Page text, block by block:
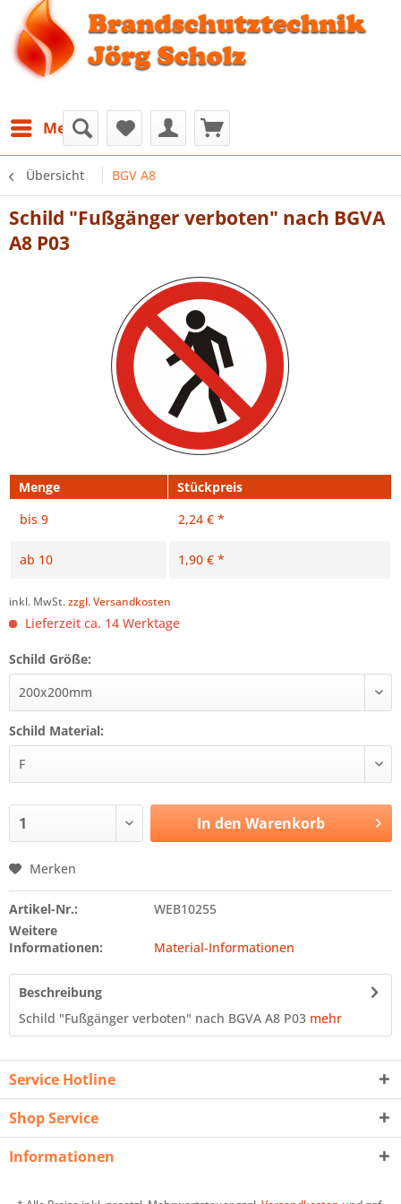
Menü
Übersicht BGV A8
Schild "Fußgänger verboten" nach BGVA
A8 P03
Menge
Stückpreis
bis 9 2,24 € *
ab 10 1,90 € *
inkl. MwSt.zzgl. Versandkosten
Lieferzeit ca. 14 Werktage
Schild Größe:
Schild Material:
In den Warenkorb
Merken
Artikel-Nr.:
WEB10255
Weitere
Informationen:
Material-Informationen
Beschreibung
Schild "Fußgänger verboten" nach BGVA A8 P03 mehr
Service Hotline
Shop Service
Informationen